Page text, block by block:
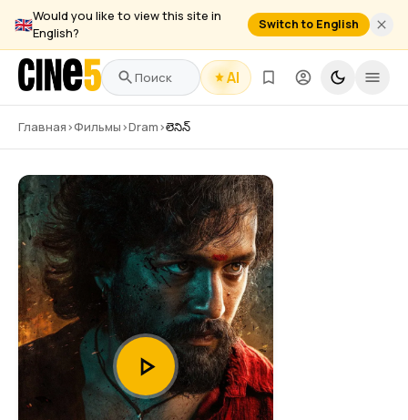
🇬🇧Would you like to view this site in
English?
Switch to English
AI
Главная›Фильмы›Dram›లెనిన్